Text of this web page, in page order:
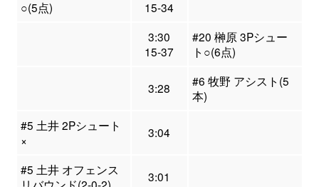
○(5点)
15-34
3:30
15-37
#20 榊原 3Pシュー
ト○(6点)
3:28
#6 牧野 アシスト(5
本)
#5 土井 2Pシュート
×
3:04
#5 土井 オフェンス
3:01